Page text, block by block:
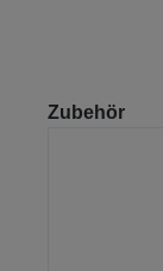
Produktgalerie
Zubehör